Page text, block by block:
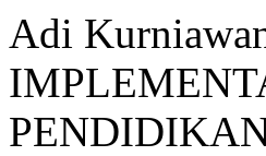
Adi